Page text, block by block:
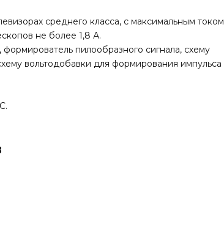
среднего класса, с максимальным током
не более 1,8 А.
пилообразного сигнала, схему
вольтодобавки для формирования импульса